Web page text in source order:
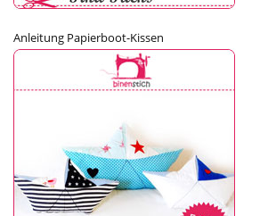
Anleitung Papierboot-Kissen